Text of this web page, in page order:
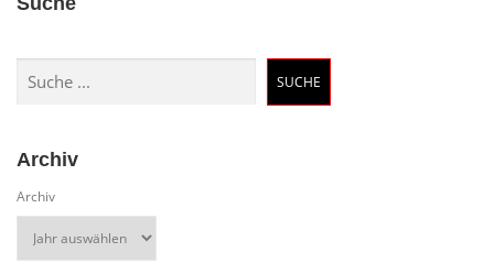
SUCHE
Archiv
Archiv